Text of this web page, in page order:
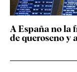
A España no la
de queroseno y